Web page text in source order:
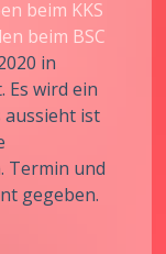
beim KKS
beim BSC
in
Es wird ein
aussieht ist
Termin und
gegeben.